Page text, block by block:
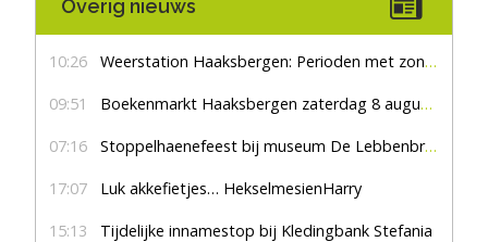
Overig nieuws
10:26 Weerstation Haaksbergen: Perioden met zon en droog
09:51 Boekenmarkt Haaksbergen zaterdag 8 augustus, marktplein Haaksbergen
07:16 Stoppelhaenefeest bij museum De Lebbenbrugge
17:07 Luk akkefietjes… HekselmesienHarry
15:13 Tijdelijke innamestop bij Kledingbank Stefania